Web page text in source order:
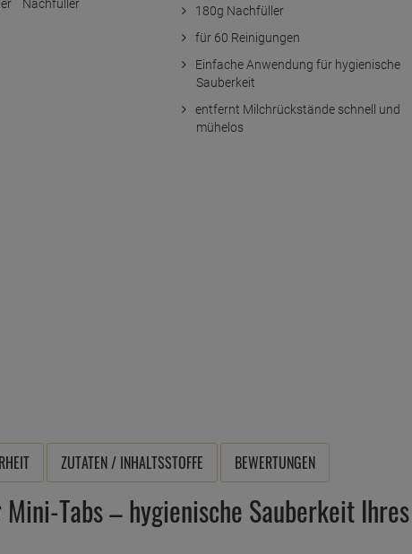
180g Nachfüller
für 60 Reinigungen
Einfache Anwendung für hygienische
Sauberkeit
entfernt Milchrückstände schnell und
mühelos
ZUTATEN / INHALTSSTOFFE BEWERTUNGEN
Tabs – hygienische Sauberkeit Ihres